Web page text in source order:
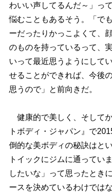
わいい声してるんだ～」っ
悩むこともあるそう。「で
ーだったりかっこよくて、
のものを持っているって、
いって最近思うようにして
せることができれば、今後
思うので」と前向きだ。
健康的で美しく、そして
トボディ・ジャパン』で
倒的な美ボディの秘訣はと
トイックにジムに通ってい
したいな」って思ったとき
ースを決めているわけでは